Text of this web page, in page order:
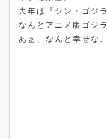
去年は『シン・ゴジ
なんとアニメ版ゴジ
あぁ、なんと幸せなこ